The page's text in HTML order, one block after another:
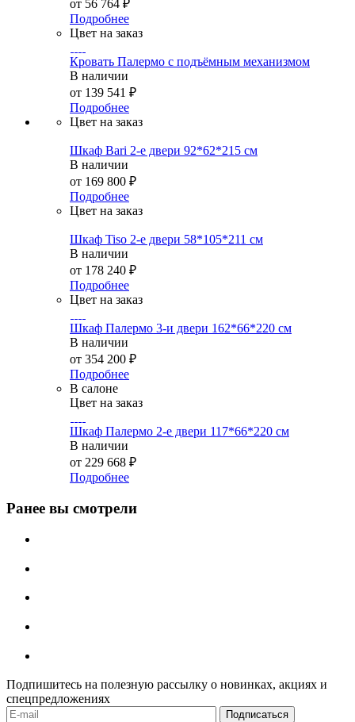
от 56 764 ₽
Подробнее
Цвет на заказ
Кровать Палермо с подъёмным механизмом
В наличии
от 139 541 ₽
Подробнее
Цвет на заказ
Шкаф Bari 2-е двери 92*62*215 см
В наличии
от 169 800 ₽
Подробнее
Цвет на заказ
Шкаф Tiso 2-е двери 58*105*211 см
В наличии
от 178 240 ₽
Подробнее
Цвет на заказ
Шкаф Палермо 3-и двери 162*66*220 см
В наличии
от 354 200 ₽
Подробнее
В салоне
Цвет на заказ
Шкаф Палермо 2-е двери 117*66*220 см
В наличии
от 229 668 ₽
Подробнее
Ранее вы смотрели
Подпишитесь на полезную рассылку о новинках, акциях и
спецпредложениях